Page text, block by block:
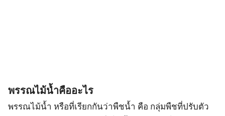
พรรณไม้น้ำคืออะไร
พรรณไม้น้ำ หรือที่เรียกกันว่าพืชน้ำ คือ กลุ่มพืชที่ปรับตัว